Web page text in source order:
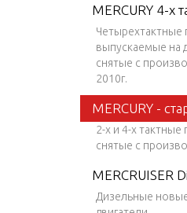
MERCURY 4-х
выпускаемые на
снятые с
2010г.
MERCURY -
2-х и 4-х
снятые с
MERCRUISER
Дизельные